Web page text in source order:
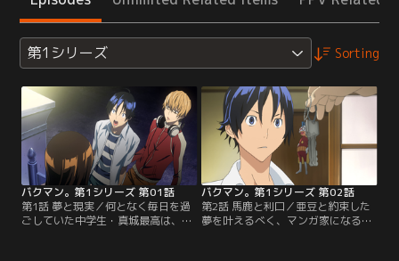
第1シリーズ Sorting
バクマン。第1シリーズ 第01話
第1話 夢と現実／何となく毎日を過
ごしていた中学生・真城最高は、あ
バクマン。第1シリーズ 第02話
第2話 馬鹿と利口／亜豆と約束した
夢を叶えるべく、マンガ家になるこ